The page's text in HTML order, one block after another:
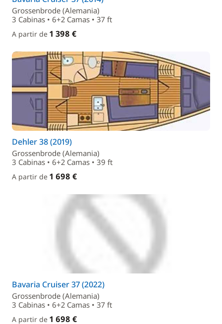
Grossenbrode (Alemania)
3 Cabinas • 6+2 Camas • 37 ft
A partir de 1 398 €
Dehler 38 (2019)
Grossenbrode (Alemania)
3 Cabinas • 6+2 Camas • 39 ft
A partir de 1 698 €
Bavaria Cruiser 37 (2022)
Grossenbrode (Alemania)
3 Cabinas • 6+2 Camas • 37 ft
A partir de 1 698 €